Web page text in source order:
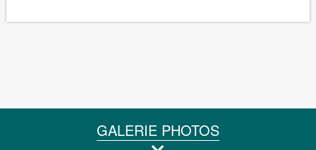
GALERIE PHOTOS